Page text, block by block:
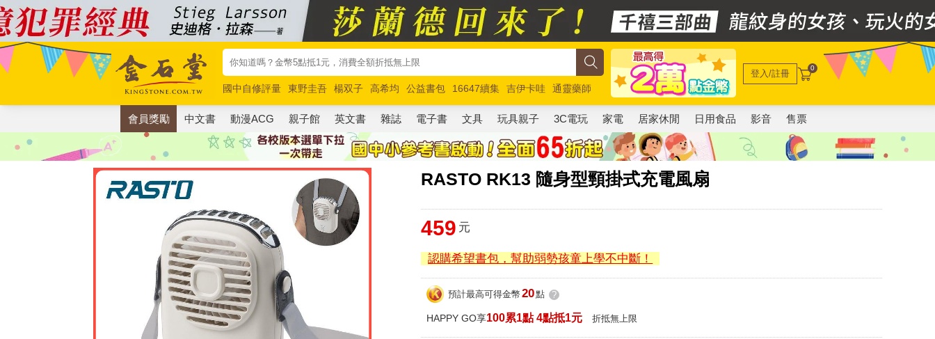
國中自修評量 東野圭吾 楊双子 高希均 公益書包 16647續集 吉伊卡哇
通靈藥師
唯紅花綻放
奧德賽 路邊攤新作 馬斯克 玩具總動員5 超慢跑
登入/註冊 0
會員獎勵 中文書 動漫ACG 親子館 英文書 雜誌 電子書 文具 玩具親子 3C電玩 家電 居家休閒 日用食品 影音 售票
RASTO RK13 隨身型頸掛式充電風扇
459 元
認購希望書包，幫助弱勢孩童上學不中斷！
預計最高可得金幣 20點 ?
HAPPY GO享100累1點 4點抵1元 折抵無上限